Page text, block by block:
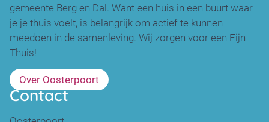
gemeente Berg en Dal. Want een huis in een buurt waar
je je thuis voelt, is belangrijk om actief te kunnen
meedoen in de samenleving. Wij zorgen voor een Fijn
Thuis!
Over Oosterpoort
Contact